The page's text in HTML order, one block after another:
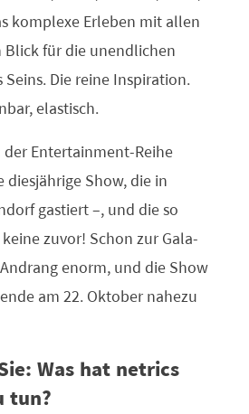
komplexe Erleben mit allen
Blick für die unendlichen
Die reine Inspiration.
elastisch.
der Entertainment-Reihe
diesjährige Show, die in
gastiert –, und die so
zuvor! Schon zur Gala-
enorm, und die Show
am 22. Oktober nahezu
Was hat netrics
tun?